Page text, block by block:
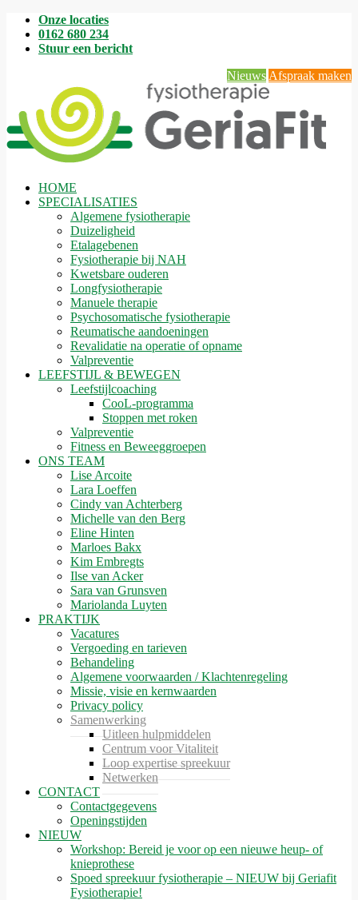
Onze locaties
0162 680 234
Stuur een bericht
Nieuws Afspraak maken
HOME
SPECIALISATIES
Algemene fysiotherapie
Duizeligheid
Etalagebenen
Fysiotherapie bij NAH
Kwetsbare ouderen
Longfysiotherapie
Manuele therapie
Psychosomatische fysiotherapie
Reumatische aandoeningen
Revalidatie na operatie of opname
Valpreventie
LEEFSTIJL & BEWEGEN
Leefstijlcoaching
CooL-programma
Stoppen met roken
Valpreventie
Fitness en Beweeggroepen
ONS TEAM
Lise Arcoite
Lara Loeffen
Cindy van Achterberg
Michelle van den Berg
Eline Hinten
Marloes Bakx
Kim Embregts
Ilse van Acker
Sara van Grunsven
Mariolanda Luyten
PRAKTIJK
Vacatures
Vergoeding en tarieven
Behandeling
Algemene voorwaarden / Klachtenregeling
Missie, visie en kernwaarden
Privacy policy
Samenwerking
Uitleen hulpmiddelen
Centrum voor Vitaliteit
Loop expertise spreekuur
Netwerken
CONTACT
Contactgegevens
Openingstijden
NIEUW
Workshop: Bereid je voor op een nieuwe heup- of
knieprothese
Spoed spreekuur fysiotherapie – NIEUW bij Geriafit
Fysiotherapie!